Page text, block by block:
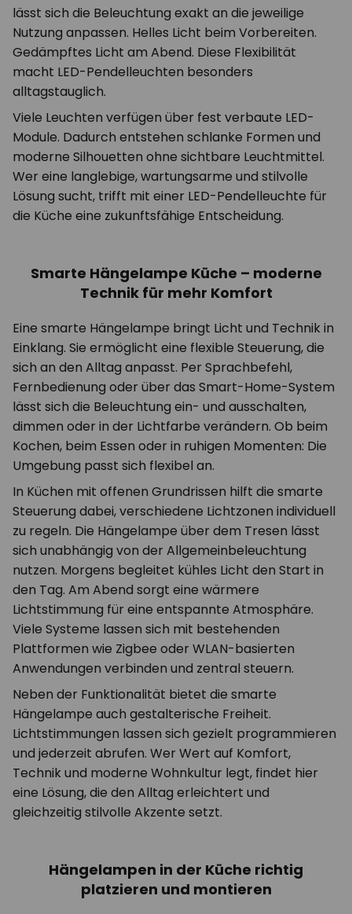
lässt sich die Beleuchtung exakt an die jeweilige
Nutzung anpassen. Helles Licht beim Vorbereiten.
Gedämpftes Licht am Abend. Diese Flexibilität
macht LED-Pendelleuchten besonders
alltagstauglich.
Viele Leuchten verfügen über fest verbaute LED-
Module. Dadurch entstehen schlanke Formen und
moderne Silhouetten ohne sichtbare Leuchtmittel.
Wer eine langlebige, wartungsarme und stilvolle
Lösung sucht, trifft mit einer LED-Pendelleuchte für
die Küche eine zukunftsfähige Entscheidung.
Smarte Hängelampe Küche – moderne
Technik für mehr Komfort
Eine smarte Hängelampe bringt Licht und Technik in
Einklang. Sie ermöglicht eine flexible Steuerung, die
sich an den Alltag anpasst. Per Sprachbefehl,
Fernbedienung oder über das Smart-Home-System
lässt sich die Beleuchtung ein- und ausschalten,
dimmen oder in der Lichtfarbe verändern. Ob beim
Kochen, beim Essen oder in ruhigen Momenten: Die
Umgebung passt sich flexibel an.
In Küchen mit offenen Grundrissen hilft die smarte
Steuerung dabei, verschiedene Lichtzonen individuell
zu regeln. Die Hängelampe über dem Tresen lässt
sich unabhängig von der Allgemeinbeleuchtung
nutzen. Morgens begleitet kühles Licht den Start in
den Tag. Am Abend sorgt eine wärmere
Lichtstimmung für eine entspannte Atmosphäre.
Viele Systeme lassen sich mit bestehenden
Plattformen wie Zigbee oder WLAN-basierten
Anwendungen verbinden und zentral steuern.
Neben der Funktionalität bietet die smarte
Hängelampe auch gestalterische Freiheit.
Lichtstimmungen lassen sich gezielt programmieren
und jederzeit abrufen. Wer Wert auf Komfort,
Technik und moderne Wohnkultur legt, findet hier
eine Lösung, die den Alltag erleichtert und
gleichzeitig stilvolle Akzente setzt.
Hängelampen in der Küche richtig
platzieren und montieren